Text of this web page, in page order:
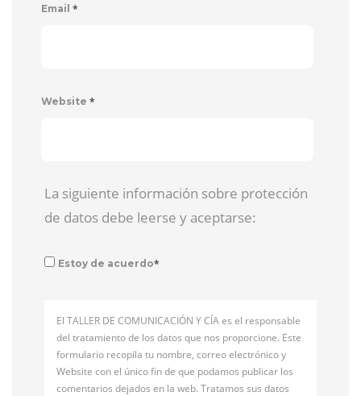
Email *
Website *
La siguiente información sobre protección
de datos debe leerse y aceptarse:
Estoy de acuerdo*
El TALLER DE COMUNICACIÓN Y CÍA es el responsable
del tratamiento de los datos que nos proporcione. Este
formulario recopila tu nombre, correo electrónico y
Website con el único fin de que podamos publicar los
comentarios dejados en la web. Tratamos sus datos